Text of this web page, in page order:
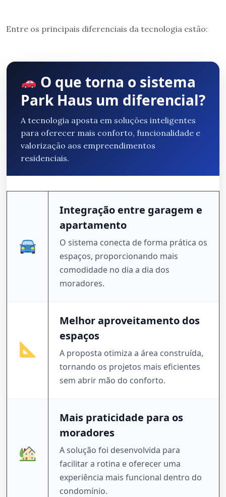
Entre os principais diferenciais da tecnologia estão:
O que torna o sistema
Park Haus um diferencial?
A tecnologia aposta em soluções inteligentes
para oferecer mais conforto, funcionalidade e
valorização aos empreendimentos
residenciais.
Integração entre garagem e
apartamento
O sistema conecta de forma prática os
espaços, proporcionando mais
comodidade no dia a dia dos
moradores.
Melhor aproveitamento dos
espaços
A proposta otimiza a área construída,
tornando os projetos mais eficientes
sem abrir mão do conforto.
Mais praticidade para os
moradores
A solução foi desenvolvida para
facilitar a rotina e oferecer uma
experiência mais funcional dentro do
condomínio.